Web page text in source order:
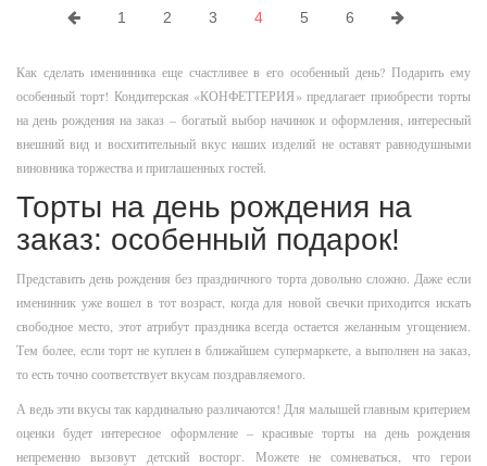
1 2 3 4 5 6
Как сделать именинника еще счастливее в его особенный день? Подарить ему
особенный торт! Кондитерская «КОНФЕТТЕРИЯ» предлагает приобрести торты
на день рождения на заказ – богатый выбор начинок и оформления, интересный
внешний вид и восхитительный вкус наших изделий не оставят равнодушными
виновника торжества и приглашенных гостей.
Торты на день рождения на
заказ: особенный подарок!
Представить день рождения без праздничного торта довольно сложно. Даже если
именинник уже вошел в тот возраст, когда для новой свечки приходится искать
свободное место, этот атрибут праздника всегда остается желанным угощением.
Тем более, если торт не куплен в ближайшем супермаркете, а выполнен на заказ,
то есть точно соответствует вкусам поздравляемого.
А ведь эти вкусы так кардинально различаются! Для малышей главным критерием
оценки будет интересное оформление – красивые торты на день рождения
непременно вызовут детский восторг. Можете не сомневаться, что герои